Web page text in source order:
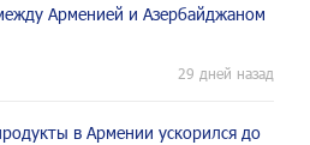
Арменией и Азербайджаном
29 дней назад
в Армении ускорился до